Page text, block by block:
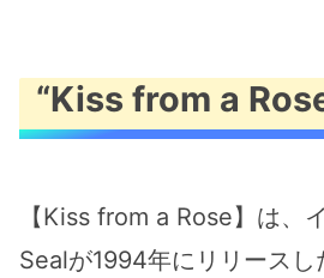
“Kiss from a
【Kiss from a Rose】は、
Sealが1994年にリリースし